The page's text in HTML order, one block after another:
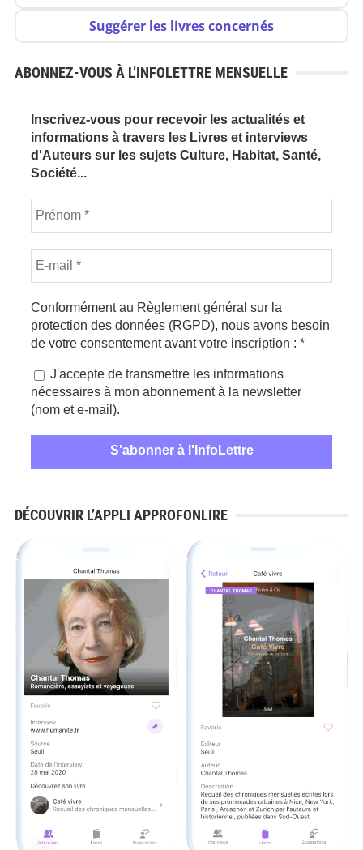
Suggérer les livres concernés
ABONNEZ-VOUS À L’INFOLETTRE MENSUELLE
Inscrivez-vous pour recevoir les actualités et
informations à travers les Livres et interviews
d'Auteurs sur les sujets Culture, Habitat, Santé,
Société...
Conformément au Règlement général sur la
protection des données (RGPD), nous avons besoin
de votre consentement avant votre inscription : *
J'accepte de transmettre les informations
nécessaires à mon abonnement à la newsletter
(nom et e-mail).
DÉCOUVRIR L’APPLI APPROFONLIRE